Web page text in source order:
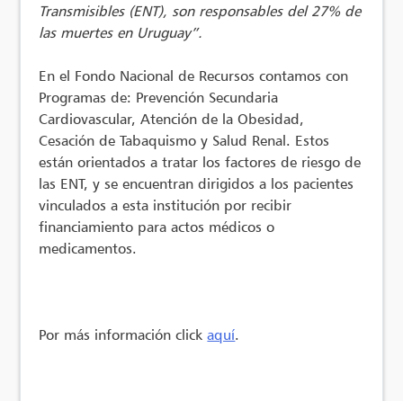
Transmisibles (ENT), son responsables del 27% de
las muertes en Uruguay”.
En el Fondo Nacional de Recursos contamos con
Programas de: Prevención Secundaria
Cardiovascular, Atención de la Obesidad,
Cesación de Tabaquismo y Salud Renal. Estos
están orientados a tratar los factores de riesgo de
las ENT, y se encuentran dirigidos a los pacientes
vinculados a esta institución por recibir
financiamiento para actos médicos o
medicamentos.
Por más información clickaquí.